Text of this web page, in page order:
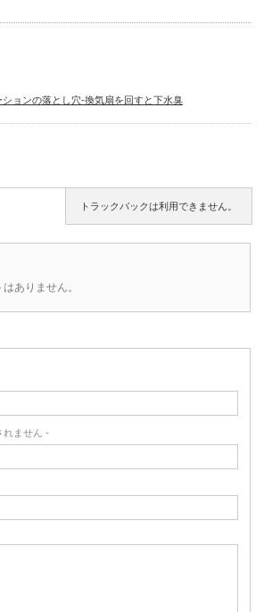
ョンの落とし穴-換気扇を回すと下水臭
トラックバックは利用できません。
ありません。
れません -